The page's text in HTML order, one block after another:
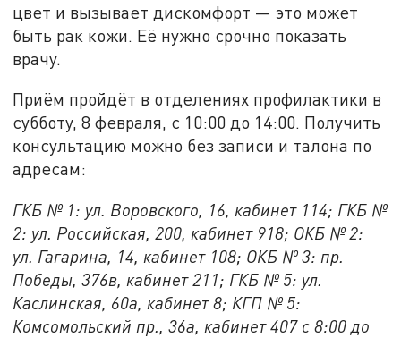
цвет и вызывает дискомфорт — это может
быть рак кожи. Её нужно срочно показать
врачу.
Приём пройдёт в отделениях профилактики в
субботу, 8 февраля, с 10:00 до 14:00. Получить
консультацию можно без записи и талона по
адресам:
ГКБ № 1: ул. Воровского, 16, кабинет 114; ГКБ №
2: ул. Российская, 200, кабинет 918; ОКБ № 2:
ул. Гагарина, 14, кабинет 108; ОКБ № 3: пр.
Победы, 376в, кабинет 211; ГКБ № 5: ул.
Каслинская, 60а, кабинет 8; КГП № 5:
Комсомольский пр., 36а, кабинет 407 с 8:00 до